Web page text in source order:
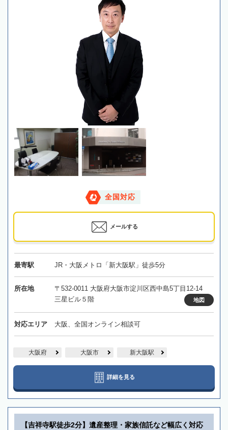
全国対応
メールする
最寄駅 JR・大阪メトロ「新大阪駅」徒歩5分
所在地
〒532-0011 大阪府大阪市淀川区西中島5丁目12-14
三星ビル５階
地図
対応エリア 大阪、全国オンライン相談可
大阪府 大阪市 新大阪駅
詳細を見る
【吉祥寺駅徒歩2分】遺産整理・家族信託など幅広く対応